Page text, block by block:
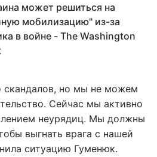
может решиться на
мобилизацию" из-за
в войне - The Washington
скандалов, но мы не можем
Сейчас мы активно
неурядиц. Мы должны
выгнать врага с нашей
ситуацию Гуменюк.